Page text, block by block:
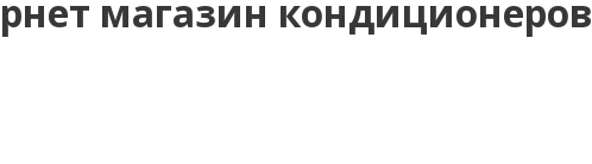
магазин кондиционеров